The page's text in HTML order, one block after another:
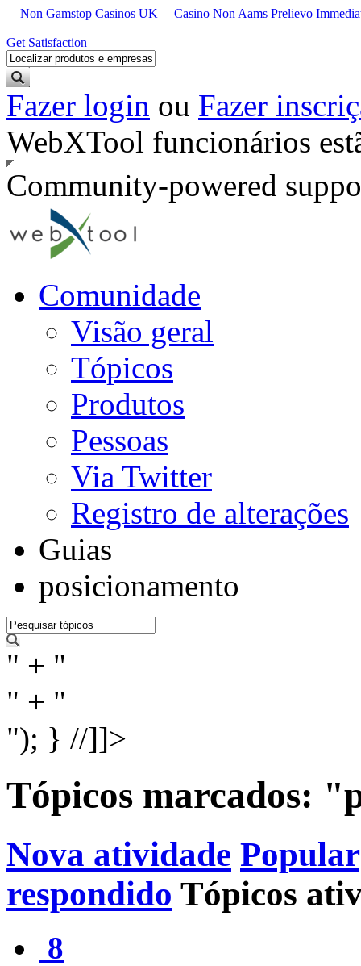
Non Gamstop Casinos UK Casino Non Aams Prelievo
Get Satisfaction
Fazer login ou Fazer
WebXTool funcionários
Community-powered
Comunidade
Visão geral
Tópicos
Produtos
Pessoas
Via Twitter
Registro de alterações
Guias
posicionamento
" + "
" + "
"); } //]]>
Tópicos marcados:
Nova atividade Popular
respondido Tópicos
8